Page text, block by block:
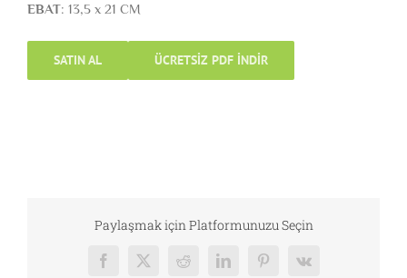
EBAT: 13,5 x 21 CM
SATIN AL ÜCRETSİZ PDF İNDİR
Paylaşmak için Platformunuzu Seçin
Facebook
X RedditLinkedInPinterest
Vk